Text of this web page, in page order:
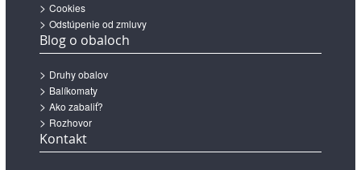
Cookies
Odstúpenie od zmluvy
Blog o obaloch
Druhy obalov
Balíkomaty
Ako zabaliť?
Rozhovor
Kontakt